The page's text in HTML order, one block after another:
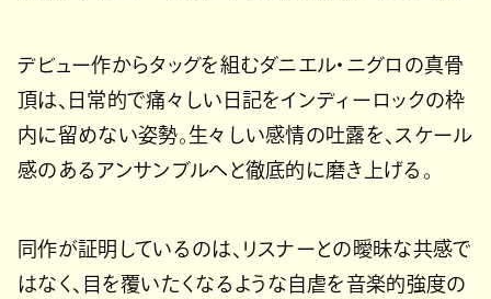
デビュー作からタッグを組むダニエル・ニグロの真骨
頂は、日常的で痛々しい日記をインディーロックの枠
内に留めない姿勢。生々しい感情の吐露を、スケール
感のあるアンサンブルへと徹底的に磨き上げる。
同作が証明しているのは、リスナーとの曖昧な共感で
はなく、目を覆いたくなるような自虐を音楽的強度の